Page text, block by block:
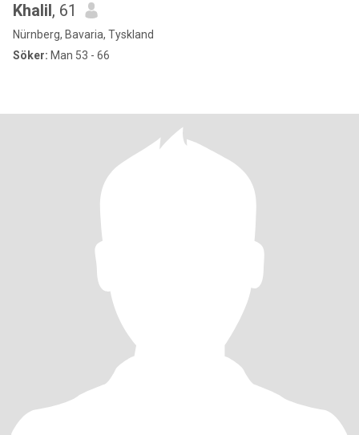
Khalil, 61
Nürnberg, Bavaria, Tyskland
Söker: Man 53 - 66